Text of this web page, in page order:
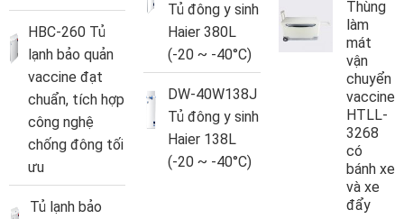
HBC-260 Tủ
lạnh bảo quản
vaccine đạt
chuẩn, tích hợp
công nghệ
chống đông tối
ưu
Tủ lạnh bảo
Tủ đông y sinh
Haier 380L
(-20 ~ -40°C)
DW-40W138J
Tủ đông y sinh
Haier 138L
(-20 ~ -40°C)
Thùng
làm
mát
vận
chuyển
vaccine
HTLL-
3268
có
bánh xe
và xe
đẩy